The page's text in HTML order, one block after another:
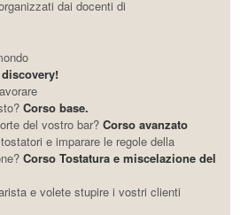
dai docenti di
Corso base.
del vostro bar?Corso avanzato
e imparare le regole della
Corso Tostatura e miscelazione del
e volete stupire i vostri clienti